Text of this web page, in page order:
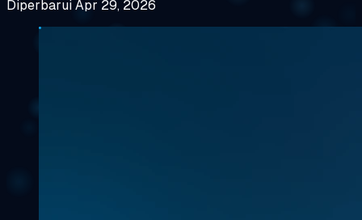
Diperbarui Apr 29, 2026